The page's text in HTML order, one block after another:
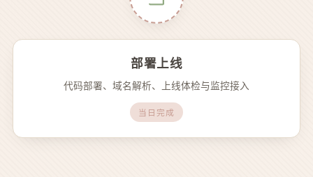
部署上线
代码部署、域名解析、上线体检与监控接入
当日完成